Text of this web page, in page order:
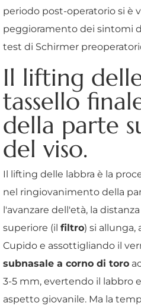
periodo post-operatorio si è
peggioramento dei sintomi
test di Schirmer
Il lifting
tassello
della parte
del viso.
Il lifting delle labbra è la
nel ringiovanimento della
l'avanzare dell'età, la
superiore (il filtro) si allunga,
Cupido e assottigliando il
subnasale a corno di toro
3-5 mm, evertendo il labbro
aspetto giovanile. Ma la